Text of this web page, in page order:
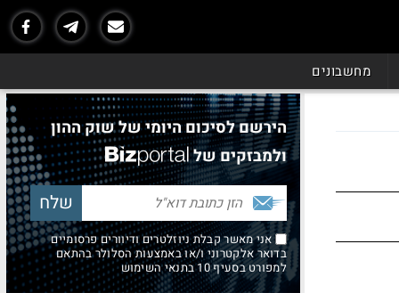
מחשבונים
הירשם לסיכום היומי של שוק ההון
ולמבזקים של
אני מאשר קבלת ניוזלטרים ודיוורים פרסומיים
בדואר אלקטרוני ו/או באמצעות הסלולר בהתאם
למפורט בסעיף 10 בתנאי השימוש